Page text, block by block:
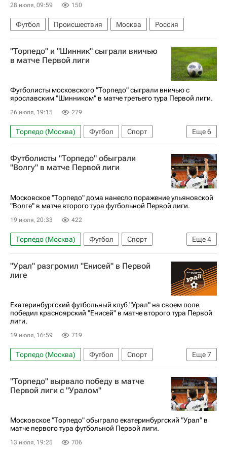
28 июля, 09:59 150
Футбол Происшествия Москва Россия
"Торпедо" и "Шинник" сыграли вничью
в матче Первой лиги
Футболисты московского "Торпедо" сыграли вничью с
ярославским "Шинником" в матче третьего тура Первой лиги.
26 июля, 19:15 279
Еще6
Торпедо (Москва) Футбол
Спорт
Москва
Санкт-Петербург
Алексей Каштанов
Шинник
Уфа
Футболисты "Торпедо" обыграли
"Волгу" в матче Первой лиги
Московское "Торпедо" дома нанесло поражение ульяновской
"Волге" в матче второго тура футбольной Первой лиги.
19 июля, 20:33 422
Еще4
Торпедо (Москва) Футбол
Спорт
Александр Юшин
Артур Галоян
ФК Волга
Первая лига
"Урал" разгромил "Енисей" в Первой
лиге
Екатеринбургский футбольный клуб "Урал" на своем поле
победил красноярский "Енисей" в матче второго тура Первой
лиги.
19 июля, 16:59 719
Еще7
Торпедо (Москва) Футбол
Спорт
Екатеринбург
Россия
Евгений Харин
Урал
Енисей
Сергей Юран
"Торпедо" вырвало победу в матче
Первой лиги с "Уралом"
Московское "Торпедо" обыграло екатеринбургский "Урал" в
матче первого тура футбольной Первой лиги.
13 июля, 19:25 706